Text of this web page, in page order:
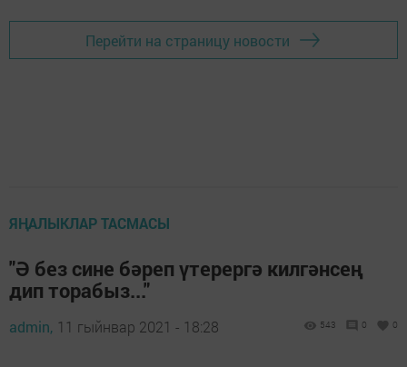
Перейти на страницу новости
ЯҢАЛЫКЛАР ТАСМАСЫ
"Ә без сине бәреп үтерергә килгәнсең
дип торабыз..."
admin, 11 гыйнвар 2021 - 18:28 543 0 0